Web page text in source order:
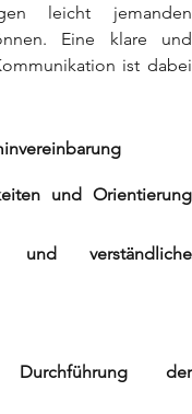
leicht jemanden
Eine klare und
ist dabei
und Orientierung
und verständliche
Durchführung der